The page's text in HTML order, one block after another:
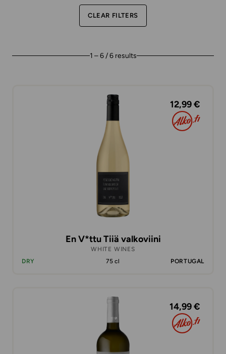
CLEAR FILTERS
1 – 6 / 6 results
12,99 €
En V*ttu Tiiä valkoviini
WHITE WINES
DRY
75 cl PORTUGAL
14,99 €